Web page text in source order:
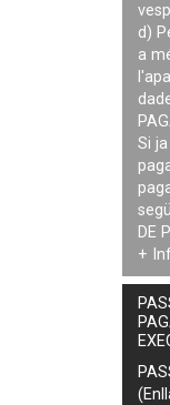
d)
a
Si
DE
+